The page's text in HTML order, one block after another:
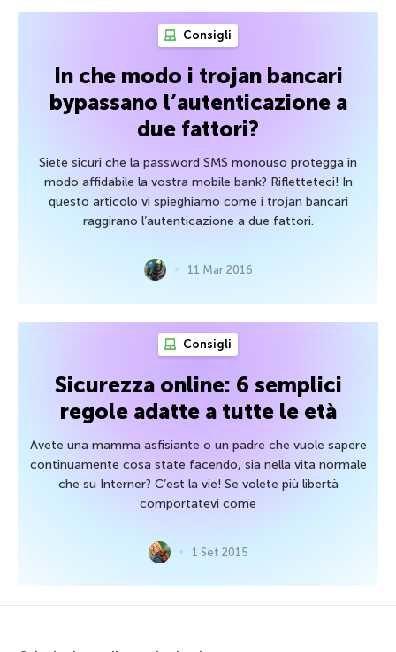
Consigli
In che modo i trojan bancari
bypassano l’autenticazione a
due fattori?
Siete sicuri che la password SMS monouso protegga in
modo affidabile la vostra mobile bank? Rifletteteci! In
questo articolo vi spieghiamo come i trojan bancari
raggirano l’autenticazione a due fattori.
11 Mar 2016
Consigli
Sicurezza online: 6 semplici
regole adatte a tutte le età
Avete una mamma asfisiante o un padre che vuole sapere
continuamente cosa state facendo, sia nella vita normale
che su Interner? C’est la vie! Se volete più libertà
comportatevi come
1 Set 2015